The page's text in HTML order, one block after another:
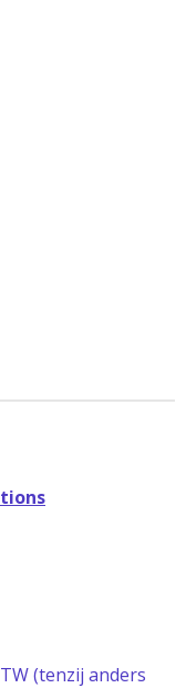
(tenzij anders